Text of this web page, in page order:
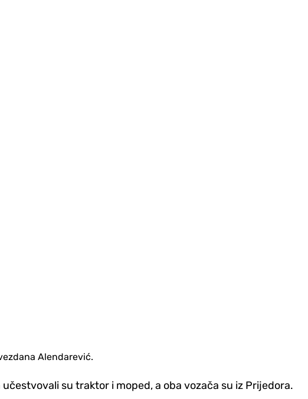
Alendarević.
su traktor i moped, a oba vozača su iz Prijedora.